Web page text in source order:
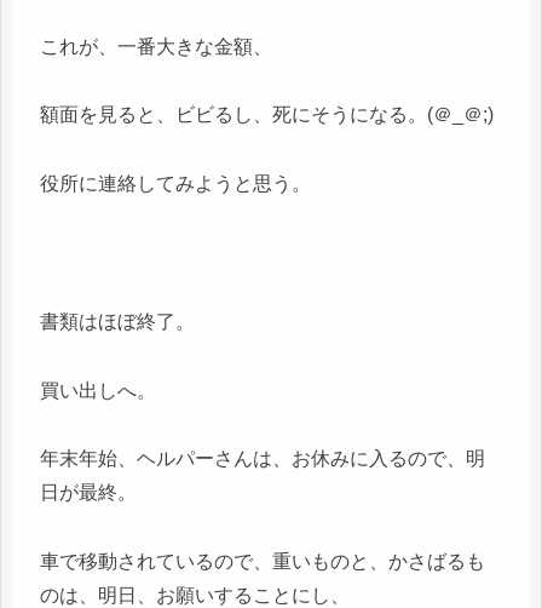
これが、一番大きな金額、
額面を見ると、ビビるし、死にそうになる。(＠_＠;)
役所に連絡してみようと思う。
書類はほぼ終了。
買い出しへ。
年末年始、ヘルパーさんは、お休みに入るので、明
日が最終。
車で移動されているので、重いものと、かさばるも
のは、明日、お願いすることにし、